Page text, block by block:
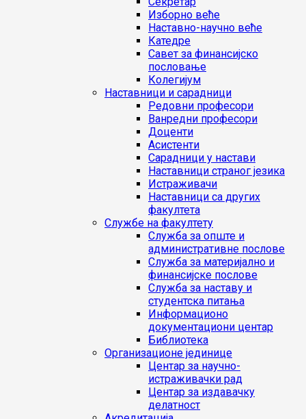
Изборно веће
Наставно-научно веће
Катедре
Савет за финансијско
пословање
Колегијум
Наставници и сарадници
Редовни професори
Ванредни професори
Доценти
Асистенти
Сарадници у настави
Наставници страног језика
Истраживачи
Наставници са других
факултета
Службе на факултету
Служба за опште и
административне послове
Служба за материјално и
финансијске послове
Служба за наставу и
студентска питања
Информационо
документациони центар
Библиотека
Организационе јединице
Центар за научно-
истраживачки рад
Центар за издавачку
делатност